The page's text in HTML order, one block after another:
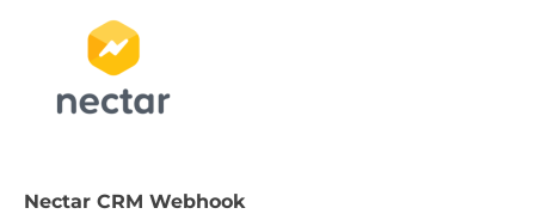
Nectar CRM Webhook